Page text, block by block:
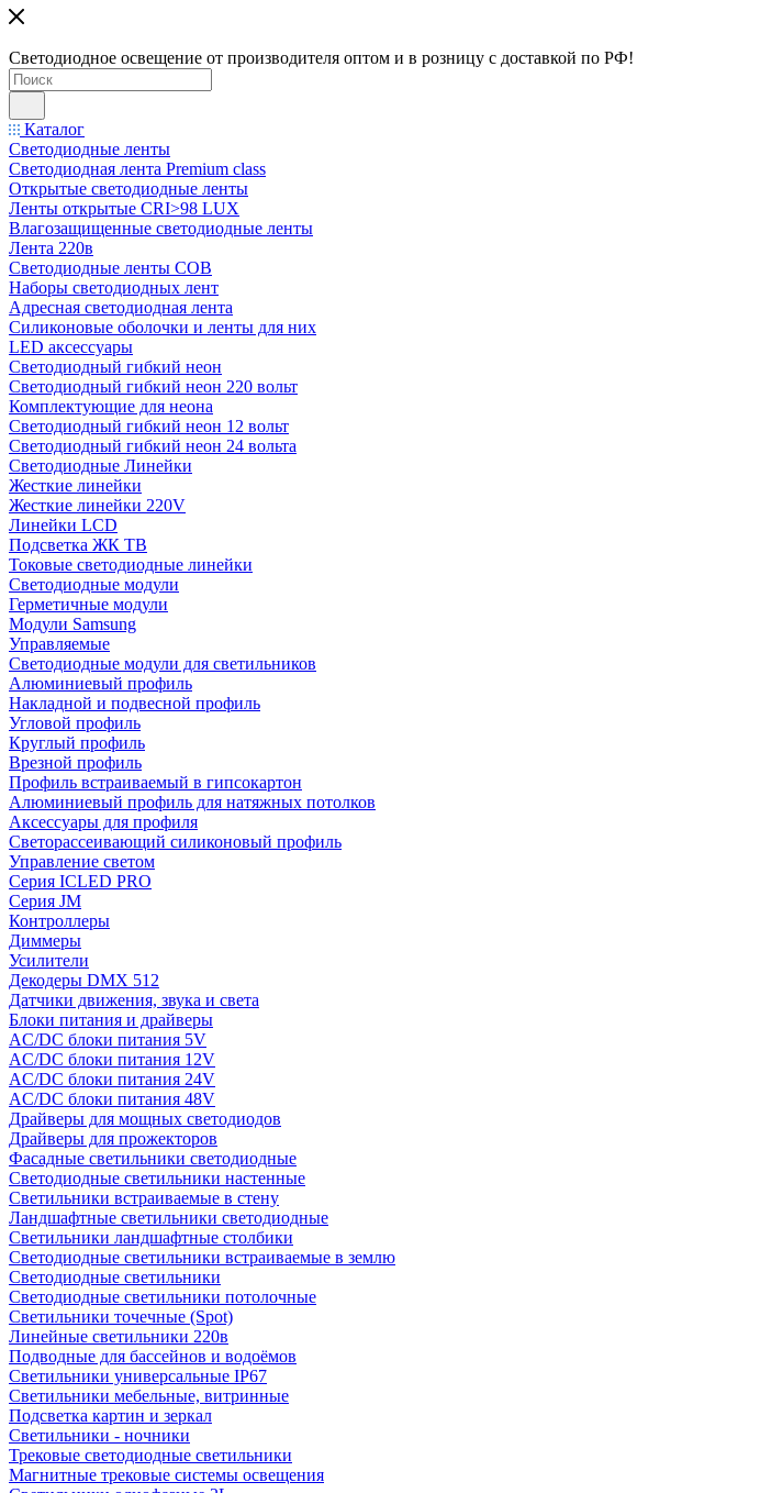
Светодиодное освещение от производителя оптом и в розницу с доставкой по РФ!
Каталог
Светодиодные ленты
Светодиодная лента Premium class
Открытые светодиодные ленты
Ленты открытые CRI>98 LUX
Влагозащищенные светодиодные ленты
Лента 220в
Светодиодные ленты COB
Наборы светодиодных лент
Адресная светодиодная лента
Силиконовые оболочки и ленты для них
LED аксессуары
Светодиодный гибкий неон
Светодиодный гибкий неон 220 вольт
Комплектующие для неона
Светодиодный гибкий неон 12 вольт
Светодиодный гибкий неон 24 вольта
Светодиодные Линейки
Жесткие линейки
Жесткие линейки 220V
Линейки LCD
Подсветка ЖК ТВ
Токовые светодиодные линейки
Светодиодные модули
Герметичные модули
Модули Samsung
Управляемые
Светодиодные модули для светильников
Алюминиевый профиль
Накладной и подвесной профиль
Угловой профиль
Круглый профиль
Врезной профиль
Профиль встраиваемый в гипсокартон
Алюминиевый профиль для натяжных потолков
Аксессуары для профиля
Светорассеивающий силиконовый профиль
Управление светом
Серия ICLED PRO
Серия JM
Контроллеры
Диммеры
Усилители
Декодеры DMX 512
Датчики движения, звука и света
Блоки питания и драйверы
AC/DC блоки питания 5V
AC/DC блоки питания 12V
AC/DC блоки питания 24V
AC/DC блоки питания 48V
Драйверы для мощных светодиодов
Драйверы для прожекторов
Фасадные светильники светодиодные
Светодиодные светильники настенные
Светильники встраиваемые в стену
Ландшафтные светильники светодиодные
Светильники ландшафтные столбики
Светодиодные светильники встраиваемые в землю
Светодиодные светильники
Светодиодные светильники потолочные
Светильники точечные (Spot)
Линейные светильники 220в
Подводные для бассейнов и водоёмов
Светильники универсальные IP67
Светильники мебельные, витринные
Подсветка картин и зеркал
Светильники - ночники
Трековые светодиодные светильники
Магнитные трековые системы освещения